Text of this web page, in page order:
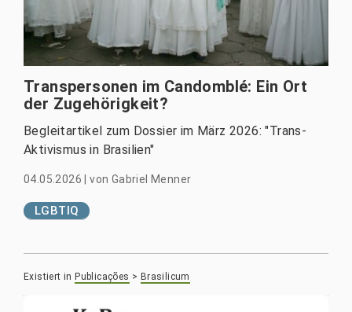
Transpersonen im Candomblé: Ein Ort
der Zugehörigkeit?
Begleitartikel zum Dossier im März 2026: "Trans-
Aktivismus in Brasilien"
04.05.2026 |von Gabriel Menner
LGBTIQ
Existiert in Publicações > Brasilicum